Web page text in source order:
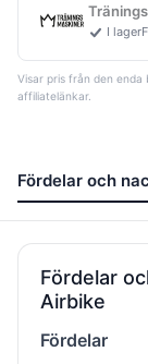
I lager
Visar pris från den enda
affiliatelänkar.
Fördelar och
Fördelar
Airbike
Fördelar